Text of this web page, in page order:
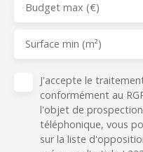
Budget max (€)
Surface min (m²)
J'accepte le
conformément au
l'objet de
téléphonique, vous
sur la liste